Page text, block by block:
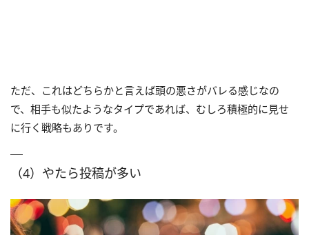
ただ、これはどちらかと言えば頭の悪さがバレる感じなの
で、相手も似たようなタイプであれば、むしろ積極的に見せ
に行く戦略もありです。
（4）やたら投稿が多い